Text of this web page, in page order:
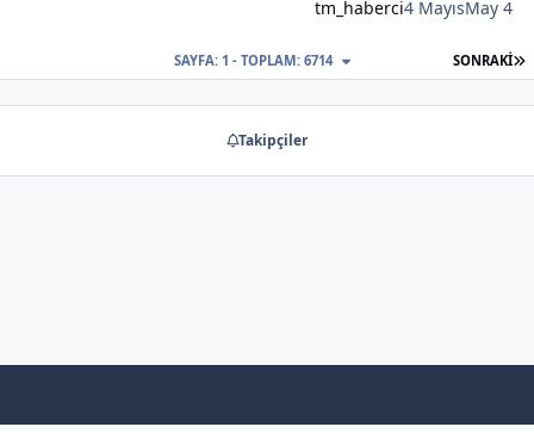
tm_haberci4 MayısMay 4
SONRAKI
SAYFA: 1 - TOPLAM: 6714
Takipçiler